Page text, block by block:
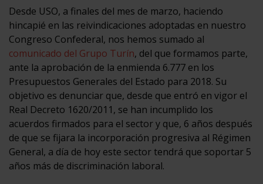
Desde USO, a finales del mes de marzo, haciendo
hincapié en las reivindicaciones adoptadas en nuestro
Congreso Confederal, nos hemos sumado al
comunicado del Grupo Turín, del que formamos parte,
ante la aprobación de la enmienda 6.777 en los
Presupuestos Generales del Estado para 2018. Su
objetivo es denunciar que, desde que entró en vigor el
Real Decreto 1620/2011, se han incumplido los
acuerdos firmados para el sector y que, 6 años después
de que se fijara la incorporación progresiva al Régimen
General, a día de hoy este sector tendrá que soportar 5
años más de discriminación laboral.